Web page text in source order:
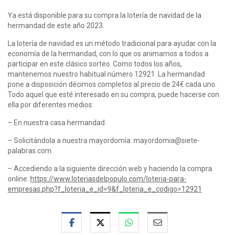
Ya está disponible para su compra la lotería de navidad de la
hermandad de este año 2023.
La lotería de navidad es un método tradicional para ayudar con la
economía de la hermandad, con lo que os animamos a todos a
participar en este clásico sorteo. Como todos los años,
mantenemos nuestro habitual número 12921. La hermandad
pone a disposición décimos completos al precio de 24€ cada uno.
Todo aquel que esté interesado en su compra, puede hacerse con
ella por diferentes medios:
– En nuestra casa hermandad.
– Solicitándola a nuestra mayordomía: mayordomia@siete-
palabras.com
– Accediendo a la siguiente dirección web y haciendo la compra
online: https://www.loteriasdelpopulo.com/loteria-para-
empresas.php?f_loteria_e_id=9&f_loteria_e_codigo=12921